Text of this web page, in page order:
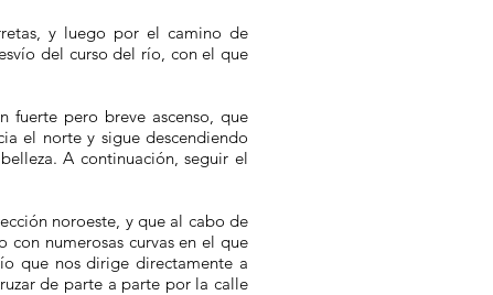
y luego por el camino de
del curso del río, con el que
fuerte pero breve ascenso, que
el norte y sigue descendiendo
A continuación, seguir el
noroeste, y que al cabo de
numerosas curvas en el que
que nos dirige directamente a
de parte a parte por la calle